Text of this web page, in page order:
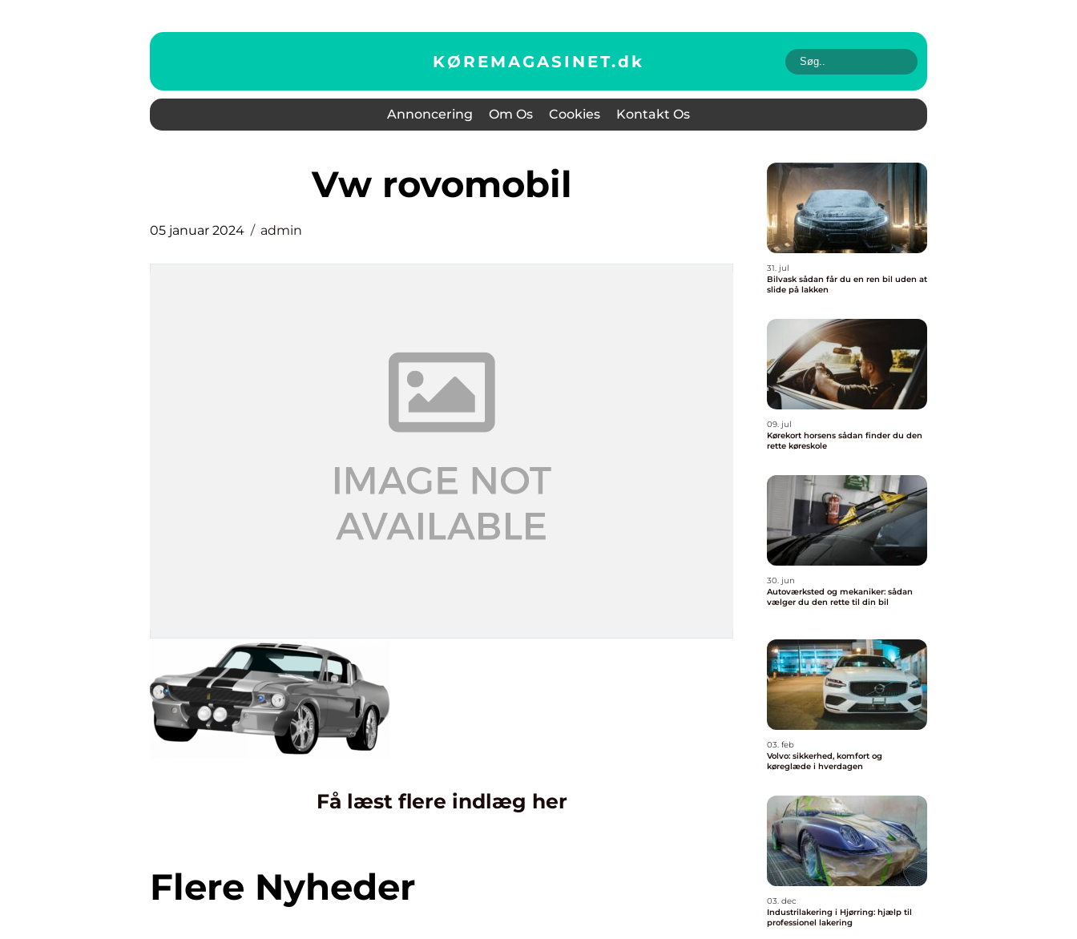
KØREMAGASINET.dk
Annoncering Om Os Cookies Kontakt Os
vw rovomobil
05 januar 2024 admin
Få læst flere indlæg her
Flere Nyheder
31. jul
Bilvask sådan får du en ren bil uden at
slide på lakken
09. jul
Kørekort horsens sådan finder du den
rette køreskole
30. jun
Autoværksted og mekaniker: sådan
vælger du den rette til din bil
03. feb
Volvo: sikkerhed, komfort og
køreglæde i hverdagen
03. dec
Industrilakering i Hjørring: hjælp til
professionel lakering